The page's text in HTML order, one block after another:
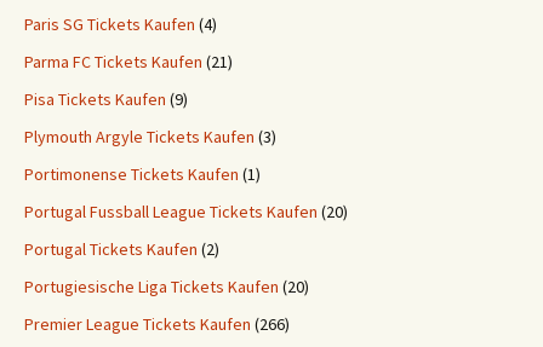
Paris SG Tickets Kaufen (4)
Parma FC Tickets Kaufen (21)
Pisa Tickets Kaufen (9)
Plymouth Argyle Tickets Kaufen (3)
Portimonense Tickets Kaufen (1)
Portugal Fussball League Tickets Kaufen (20)
Portugal Tickets Kaufen (2)
Portugiesische Liga Tickets Kaufen (20)
Premier League Tickets Kaufen (266)